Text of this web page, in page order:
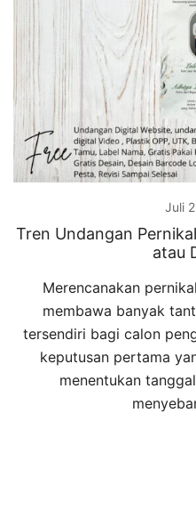
Juli
Tren Undangan
atau
Merencanakan
membawa banyak
tersendiri bagi calon
keputusan pertama
menentukan